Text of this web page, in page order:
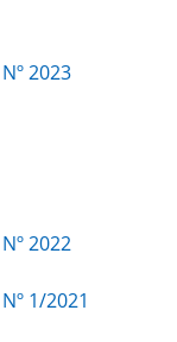
2023
2022
1/2021